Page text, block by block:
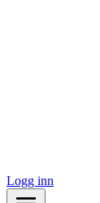
Logg inn